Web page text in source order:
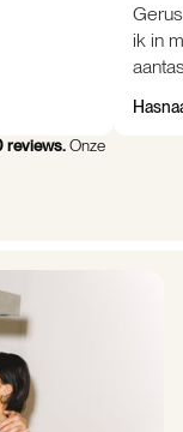
ik in
reviews.Onze